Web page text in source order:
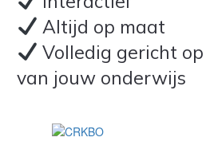
Altijd op maat
Volledig gericht
van jouw onderwijs